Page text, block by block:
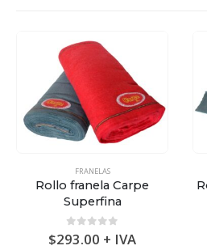
FRANELAS
Rollo franela Carpe
Superfina
0out of 5
$293.00 + IVA